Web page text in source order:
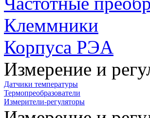
Клеммники
Корпуса РЭА
Измерение и
Датчики температуры
Термопреобразователи
Измерители-регуляторы